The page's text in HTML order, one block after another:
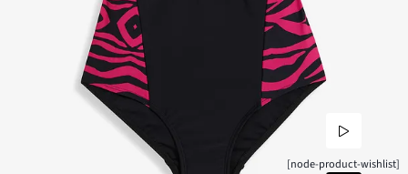
[node-product-wishlist]